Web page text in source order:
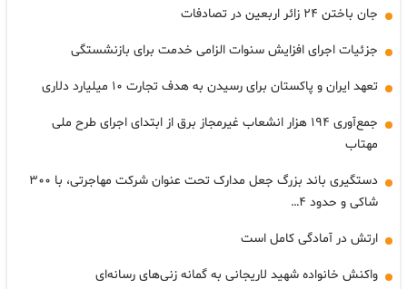
جان باختن ۲۴ زائر اربعین در تصادفات
جزئیات اجرای افزایش سنوات الزامی خدمت برای بازنشستگی
تعهد ایران و پاکستان برای رسیدن به هدف تجارت ۱۰ میلیارد دلاری
جمع‌آوری ۱۹۴ هزار انشعاب غیرمجاز برق از ابتدای اجرای طرح ملی
مهتاب
دستگیری باند بزرگ جعل مدارک تحت عنوان شرکت مهاجرتی، با ۳۰۰
شاکی و حدود ۴…
ارتش در آمادگی کامل است
واکنش خانواده شهید لاریجانی به گمانه زنی‌های رسانه‌ای